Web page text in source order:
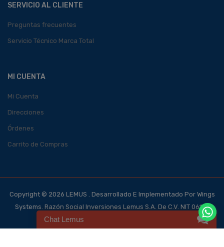
SERVICIO AL CLIENTE
Preguntas frecuentes
Servicio Técnico Marca Total
MI CUENTA
Mi Cuenta
Direcciones
Órdenes
Carrito de Compras
Copyright © 2026 LEMUS . Desarrollado E Implementado Por Wings
Systems. Razón Social Inversiones Lemus S.A. De C.V. NIT 0614-
140700-101-4, NRC 123562-0
Chat Lemus